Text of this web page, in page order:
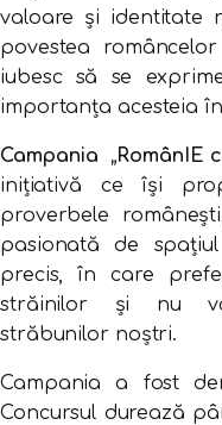
valoare și identitate
povestea
iubesc să se
importanța acesteia
Campania „RomânIE
inițiativă ce își
proverbele
pasionată de
precis, în care
străinilor și nu
străbunilor noștri.
Campania a fost
Concursul durează